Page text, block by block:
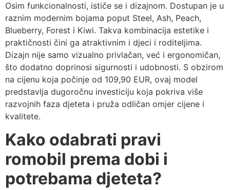
Osim funkcionalnosti, ističe se i dizajnom. Dostupan je u
raznim modernim bojama poput Steel, Ash, Peach,
Blueberry, Forest i Kiwi. Takva kombinacija estetike i
praktičnosti čini ga atraktivnim i djeci i roditeljima.
Dizajn nije samo vizualno privlačan, već i ergonomičan,
što dodatno doprinosi sigurnosti i udobnosti. S obzirom
na cijenu koja počinje od 109,90 EUR, ovaj model
predstavlja dugoročnu investiciju koja pokriva više
razvojnih faza djeteta i pruža odličan omjer cijene i
kvalitete.
Kako odabrati pravi
romobil prema dobi i
potrebama djeteta?